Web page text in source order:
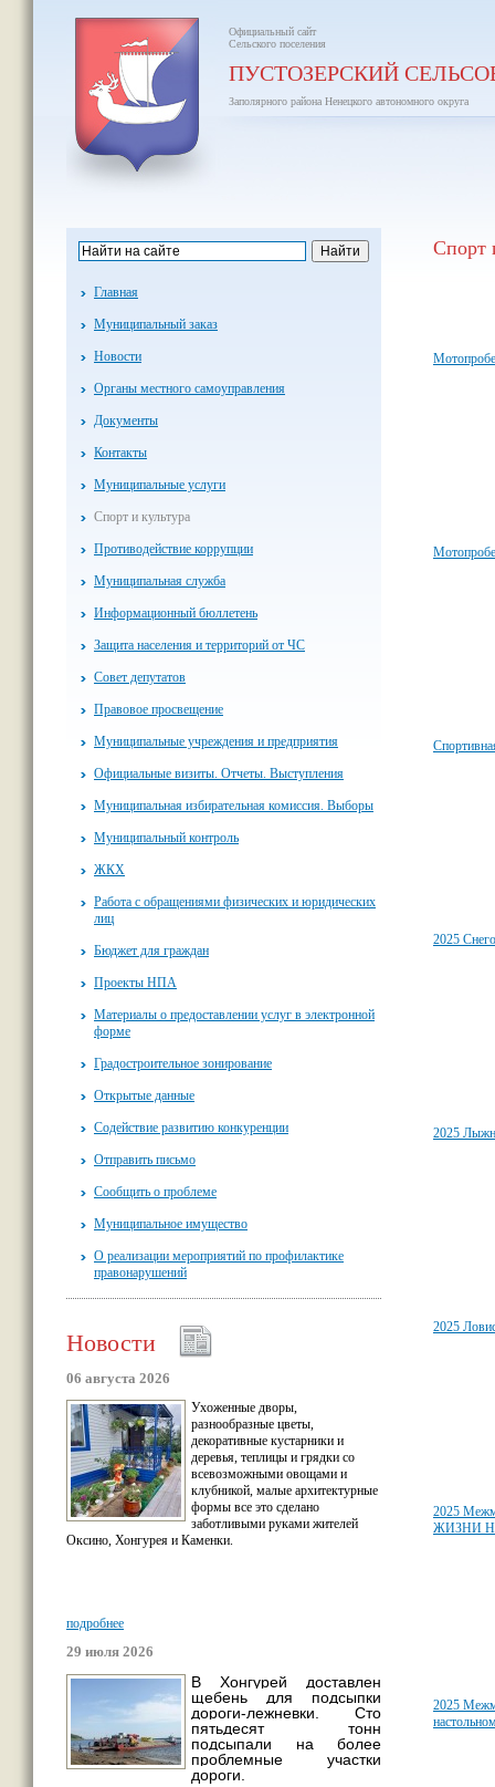
Официальный сайт
Сельского поселения
ПУСТОЗЕРСКИЙ
Заполярного района Ненецкого автономного округа
Главная
Муниципальный заказ
Новости
Органы местного самоуправления
Документы
Контакты
Муниципальные услуги
Спорт и культура
Противодействие коррупции
Муниципальная служба
Информационный бюллетень
Защита населения и территорий от ЧС
Совет депутатов
Правовое просвещение
Муниципальные учреждения и предприятия
Официальные визиты. Отчеты. Выступления
Муниципальная избирательная комиссия. Выборы
Муниципальный контроль
ЖКХ
Работа с обращениями физических и юридических
лиц
Бюджет для граждан
Проекты НПА
Материалы о предоставлении услуг в электронной
форме
Градостроительное зонирование
Открытые данные
Содействие развитию конкуренции
Отправить письмо
Сообщить о проблеме
Муниципальное имущество
О реализации мероприятий по профилактике
правонарушений
Новости
06 августа 2026
Ухоженные дворы,
разнообразные цветы,
декоративные кустарники и
деревья, теплицы и грядки со
всевозможными овощами и
клубникой, малые архитектурные
формы все это сделано
заботливыми руками жителей
Оксино, Хонгурея и Каменки.
подробнее
29 июля 2026
В Хонгурей доставлен
щебень для подсыпки
дороги-лежневки. Сто
пятьдесят тонн
подсыпали на более
проблемные участки
дороги.
Спорт
2025
2025
2025
2025
ЖИЗНИ
2025